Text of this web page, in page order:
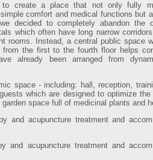
a place that not only fully
comfort and medical functions but
decided to completely abandon the
which often have long narrow
rooms. Instead, a central public space
the first to the fourth floor helps
already been arranged from
space - including: hall, reception,
which are designed to optimize the
space full of medicinal plants and
and acupuncture treatment and
and acupuncture treatment and